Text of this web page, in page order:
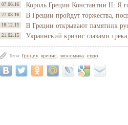
07.06.16 Король Греции Константин II: Я
27.03.16 В Греции пройдут торжества,
18.12.15 В Греции открывают памятник
21.02.15 Украинский кризис глазами грека
Теги: Греция, кризис, экономика евро